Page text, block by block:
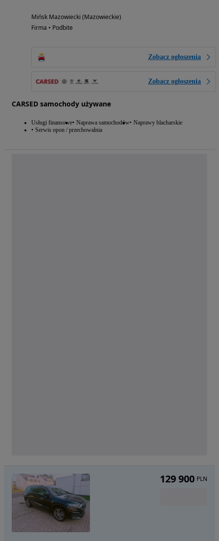
Mińsk Mazowiecki (Mazowieckie)
Firma • Podbite
Zobacz ogłoszenia
Zobacz ogłoszenia
CARSED samochody używane
Usługi finansowe Naprawa samochodów Naprawy blacharskie
Serwis opon / przechowalnia
129 900 PLN